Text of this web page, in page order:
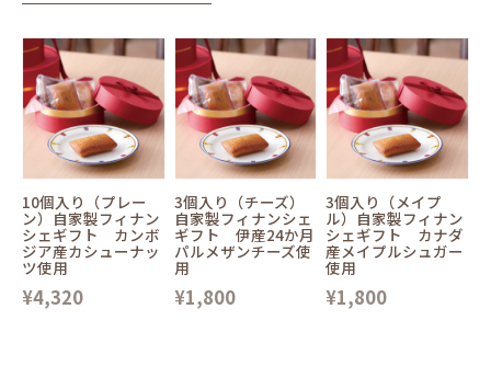
10個入り（プレー
ン）自家製フィナン
シェギフト カンボ
ジア産カシューナッ
ツ使用
¥4,320
3個入り（チーズ）
自家製フィナンシェ
ギフト 伊産24か月
パルメザンチーズ使
用
¥1,800
3個入り（メイプ
ル）自家製フィナン
シェギフト カナダ
産メイプルシュガー
使用
¥1,800